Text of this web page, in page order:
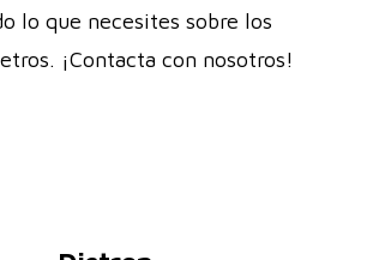
lo que necesites sobre los
¡Contacta con nosotros!